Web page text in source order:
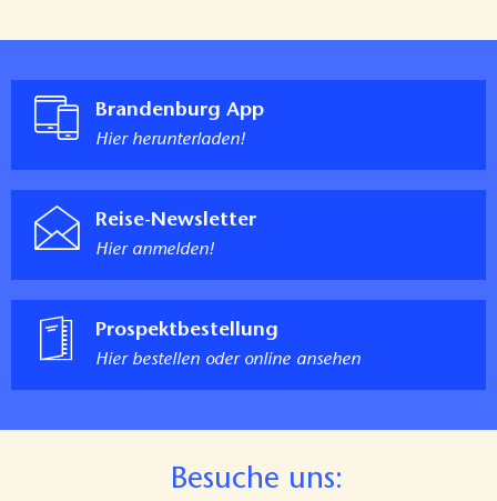
Brandenburg App
Hier herunterladen!
Reise-Newsletter
Hier anmelden!
Prospektbestellung
Hier bestellen oder online ansehen
Besuche uns: